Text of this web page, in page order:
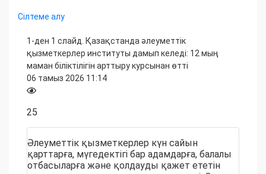
Сілтеме алу
1-ден 1 слайд. Қазақстанда әлеуметтік
қызметкерлер институты дамып келеді: 12 мың
маман біліктілігін арттыру курсынан өтті
06 тамыз 2026 11:14
Көру саны:
25
Әлеуметтік қызметкерлер күн сайын
қарттарға, мүгедектігі бар адамдарға, балалы
отбасыларға және қолдауды қажет ететін